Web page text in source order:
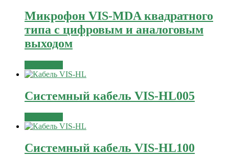
Микрофон VIS-MDA квадратного
типа с цифровым и аналоговым
выходом
Системный кабель VIS-HL005
Системный кабель VIS-HL100